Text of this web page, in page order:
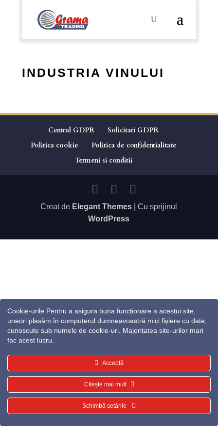
INDUSTRIA VINULUI
Centrul GDPR
Solicitari GDPR
Politica cookie
Politica de confidentialitate
Termeni si conditii
Creat de Elegant Themes | Cu sprijinul
WordPress
Cookie-urile Pentru a asigura buna funcționare a acestui site,
uneori plasăm în computerul dumneavoastră mici fișiere cu date,
cunoscute sub numele de cookie-uri. Majoritatea site-urilor mari
fac acest lucru.
Acceptă
Citește mai mult
Schimbă setările